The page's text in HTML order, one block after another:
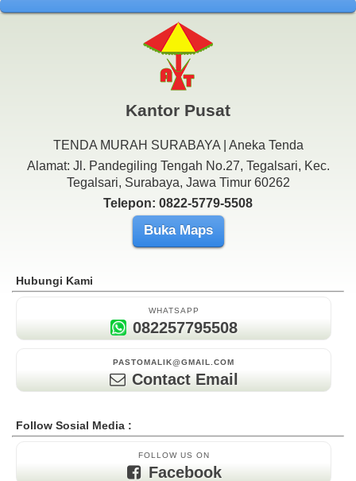
Kantor Pusat
TENDA MURAH SURABAYA | Aneka Tenda
Alamat: Jl. Pandegiling Tengah No.27, Tegalsari, Kec.
Tegalsari, Surabaya, Jawa Timur 60262
Telepon: 0822-5779-5508
Buka Maps
Hubungi Kami
WHATSAPP
082257795508
PASTOMALIK@GMAIL.COM
Contact Email
Follow Sosial Media :
FOLLOW US ON
Facebook